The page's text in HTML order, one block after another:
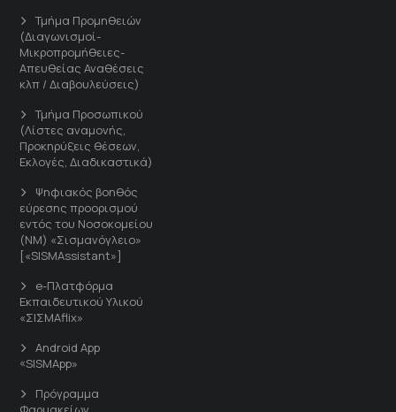
Τμήμα Προμηθειών
(Διαγωνισμοί-
Μικροπρομήθειες-
Απευθείας Αναθέσεις
κλπ / Διαβουλεύσεις)
Τμήμα Προσωπικού
(Λίστες αναμονής,
Προκηρύξεις θέσεων,
Εκλογές, Διαδικαστικά)
Ψηφιακός βοηθός
εύρεσης προορισμού
εντός του Νοσοκομείου
(ΝΜ) «Σισμανόγλειο»
[«SISMAssistant»]
e-Πλατφόρμα
Εκπαιδευτικού Υλικού
«ΣΙΣΜΑflix»
Android App
«SISMApp»
Πρόγραμμα